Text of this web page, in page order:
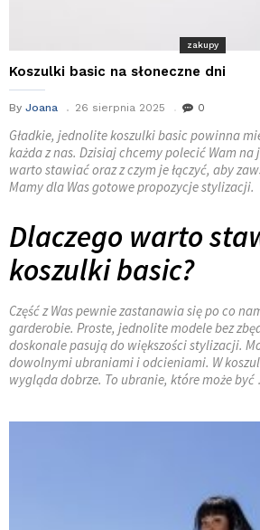
zakupy
Koszulki basic na słoneczne dni
By Joana 26 sierpnia 2025 0
Gładkie, jednolite koszulki basic powinna
każda z nas. Dzisiaj chcemy polecić Wam
warto stawiać oraz z czym je łączyć, aby
Mamy dla Was gotowe propozycje stylizacji.
Dlaczego warto
koszulki basic?
Część z Was pewnie zastanawia się po co
garderobie. Proste, jednolite modele bez
doskonale pasują do większości stylizacji.
dowolnymi ubraniami i odcieniami. W
wygląda dobrze. To ubranie, które może